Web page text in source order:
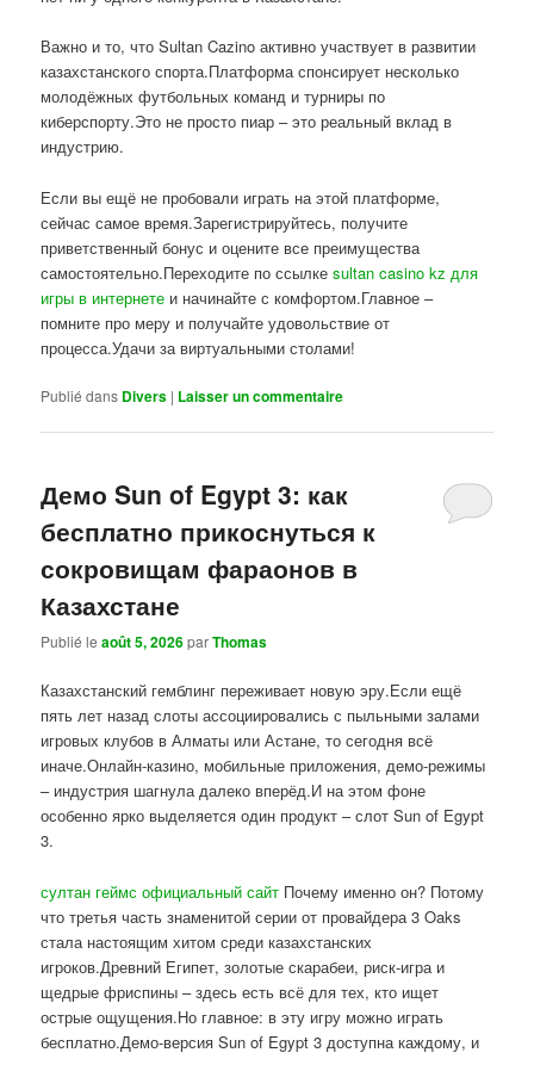
Важно и то, что Sultan Cazino активно участвует в развитии
казахстанского спорта.Платформа спонсирует несколько
молодёжных футбольных команд и турниры по
киберспорту.Это не просто пиар – это реальный вклад в
индустрию.
Если вы ещё не пробовали играть на этой платформе,
сейчас самое время.Зарегистрируйтесь, получите
приветственный бонус и оцените все преимущества
самостоятельно.Переходите по ссылкеsultan casino kz для
игры в интернете и начинайте с комфортом.Главное –
помните про меру и получайте удовольствие от
процесса.Удачи за виртуальными столами!
Publié dans Divers | Laisser un commentaire
Демо Sun of Egypt 3: как
бесплатно прикоснуться к
сокровищам фараонов в
Казахстане
Publié leaoût 5, 2026parThomas
Казахстанский гемблинг переживает новую эру.Если ещё
пять лет назад слоты ассоциировались с пыльными залами
игровых клубов в Алматы или Астане, то сегодня всё
иначе.Онлайн-казино, мобильные приложения, демо-режимы
– индустрия шагнула далеко вперёд.И на этом фоне
особенно ярко выделяется один продукт – слот Sun of Egypt
3.
султан геймс официальный сайт Почему именно он? Потому
что третья часть знаменитой серии от провайдера 3 Oaks
стала настоящим хитом среди казахстанских
игроков.Древний Египет, золотые скарабеи, риск-игра и
щедрые фриспины – здесь есть всё для тех, кто ищет
острые ощущения.Но главное: в эту игру можно играть
бесплатно.Демо-версия Sun of Egypt 3 доступна каждому, и